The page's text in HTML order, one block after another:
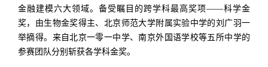
金融建模六大领域。备受瞩目的跨学科最高奖项——科学金
奖，由生物金奖得主、北京师范大学附属实验中学的刘广羽一
举摘得。来自北京一零一中学、南京外国语学校等五所中学的
参赛团队分别斩获各学科金奖。